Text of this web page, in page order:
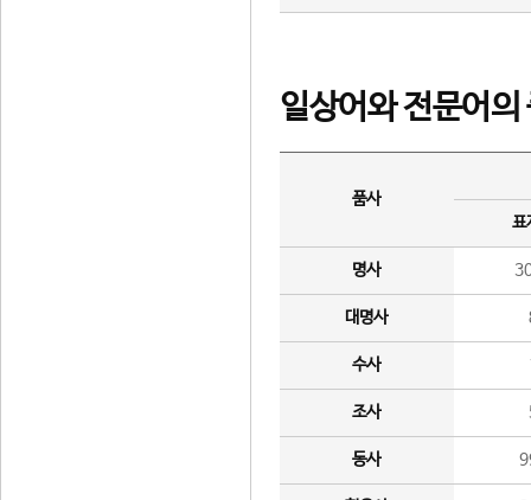
일상어와 전문어의
품사
표
명사
대명사
수사
조사
동사